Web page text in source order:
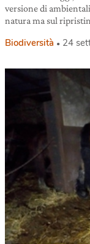
versione di
natura ma sul
Biodiversità 24